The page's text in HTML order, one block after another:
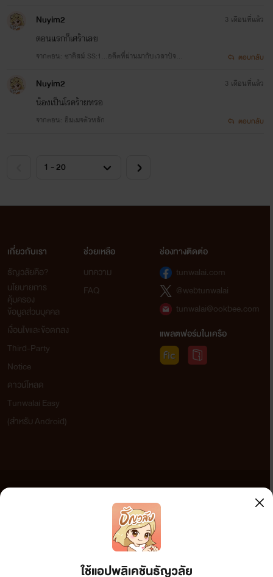
Nuyim2
ตอนแรกก็เศร้าเลย
จากตอน: ซาดิสม์ SS:1...อดีตที่ผ่านมากับเวลาปัจจุบั
3 เดือนที่แล้ว
ตอบกลับ
Nuyim2
น้องเป็นโรคร้ายหรอ
จากตอน: อิมเมจตัวหลัก
3 เดือนที่แล้ว
ตอบกลับ
ใช้แอปพลิเคชันธัญวลัย
เกี่ยวกับเรา
ธัญวลัยคือ?
นโยบายการ
คุ้มครอง
ข้อมูลส่วนบุคคล
เงื่อนไขและข้อตกลง
Third-Party
Notice
ดาวน์โหลด
Tunwalai Easy
(สำหรับ Android)
ช่วยเหลือ
บทความ
FAQ
ช่องทางติดต่อ
tunwalai.com
@webtunwalai
tunwalai@ookbee.com
แพลตฟอร์มในเครือ
เว็บไซต์แห่งนี้ไม่ได้เห็นด้วยและไม่ขอรับผิดชอบต่อข้อความใดๆ ทั้งสิ้น ดังนั้นผู้อ่านทุกท่านโปรดใช้
วิจารณญาณในการกลั่นกรองด้วยตนเอง และหากท่านพบข้อความใดๆ ที่ขัดต่อกฎหมายและศีลธรรม
กรุณาแจ้งมาที่ tunwalai@ookbee.com เพื่อทีมงานจะได้ดำเนินการในทันที ทั้งนี้ ทางเว็บไซต์ขอสงวน
ลิขสิทธิ์ตามพระราชบัญญัติลิขสิทธิ์ (ฉบับเพิ่มเติม) พ.ศ.2558